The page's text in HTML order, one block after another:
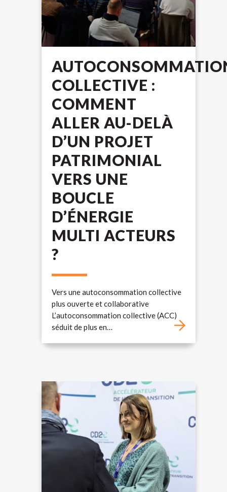
COLLECTIVE :
COMMENT
ALLER AU-DELÀ
D’UN PROJET
PATRIMONIAL
VERS UNE
BOUCLE
D’ÉNERGIE
MULTI ACTEURS
?
Vers une autoconsommation collective
plus ouverte et collaborative
L’autoconsommation collective (ACC)
séduit de plus en…